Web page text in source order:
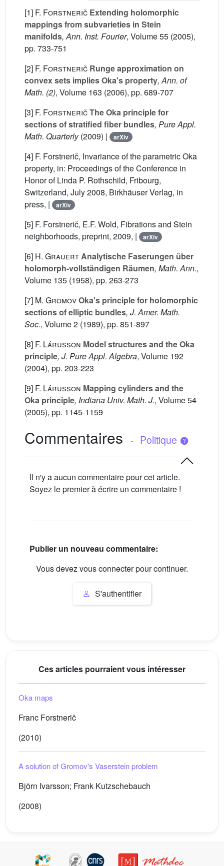
[1] F. Forstnerič Extending holomorphic
mappings from subvarieties in Stein
manifolds, Ann. Inst. Fourier, Volume 55 (2005),
pp. 733-751
[2] F. Forstnerič Runge approximation on
convex sets implies Oka's property, Ann. of
Math. (2), Volume 163 (2006), pp. 689-707
[3] F. ForstneričThe Oka principle for
sections of stratified fiber bundles, Pure Appl.
Math. Quarterly(2009) | arXiv
[4] F. Forstnerič, Invariance of the parametric Oka
property, in: Proceedings of the Conference in
Honor of Linda P. Rothschild, Fribourg,
Switzerland, July 2008, Birkhäuser Verlag, in
press, |
arXiv
[5] F. Forstnerič, E.F. Wold, Fibrations and Stein
neighborhoods, preprint, 2009, |
arXiv
[6] H. GrauertAnalytische Faserungen über
holomorph-vollständigen Räumen, Math. Ann.,
Volume 135 (1958), pp. 263-273
[7] M. GromovOka's principle for holomorphic
sections of elliptic bundles, J. Amer. Math.
Soc., Volume 2 (1989), pp. 851-897
[8] F. Lárusson Model structures and the Oka
principle, J. Pure Appl. Algebra, Volume 192
(2004), pp. 203-223
[9] F. Lárusson Mapping cylinders and the
Oka principle, Indiana Univ. Math. J., Volume 54
(2005), pp. 1145-1159
Commentaires - Politique
Il n'y a aucun commentaire pour cet article.
Soyez le premier à écrire un commentaire !
Publier un nouveau commentaire:
Vous devez vous connecter pour continuer.
S'authentifier
Ces articles pourraient vous intéresser
Oka maps
Franc Forstnerič
(2010)
A solution of Gromov's Vaserstein problem
Björn Ivarsson; Frank Kutzschebauch
(2008)